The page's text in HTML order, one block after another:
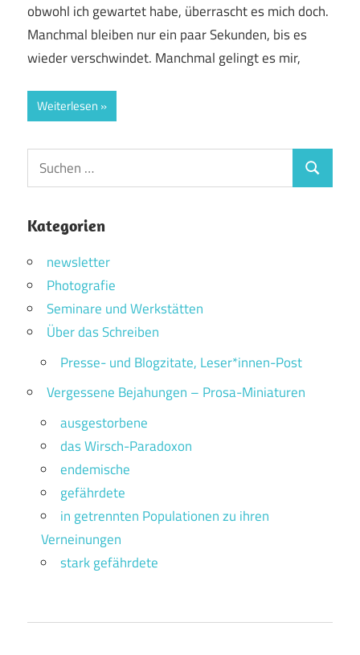
obwohl ich gewartet habe, überrascht es mich doch.
Manchmal bleiben nur ein paar Sekunden, bis es
wieder verschwindet. Manchmal gelingt es mir,
Weiterlesen
Suchen
nach:
Suchen
Kategorien
newsletter
Photografie
Seminare und Werkstätten
Über das Schreiben
Presse- und Blogzitate, Leser*innen-Post
Vergessene Bejahungen – Prosa-Miniaturen
ausgestorbene
das Wirsch-Paradoxon
endemische
gefährdete
in getrennten Populationen zu ihren
Verneinungen
stark gefährdete